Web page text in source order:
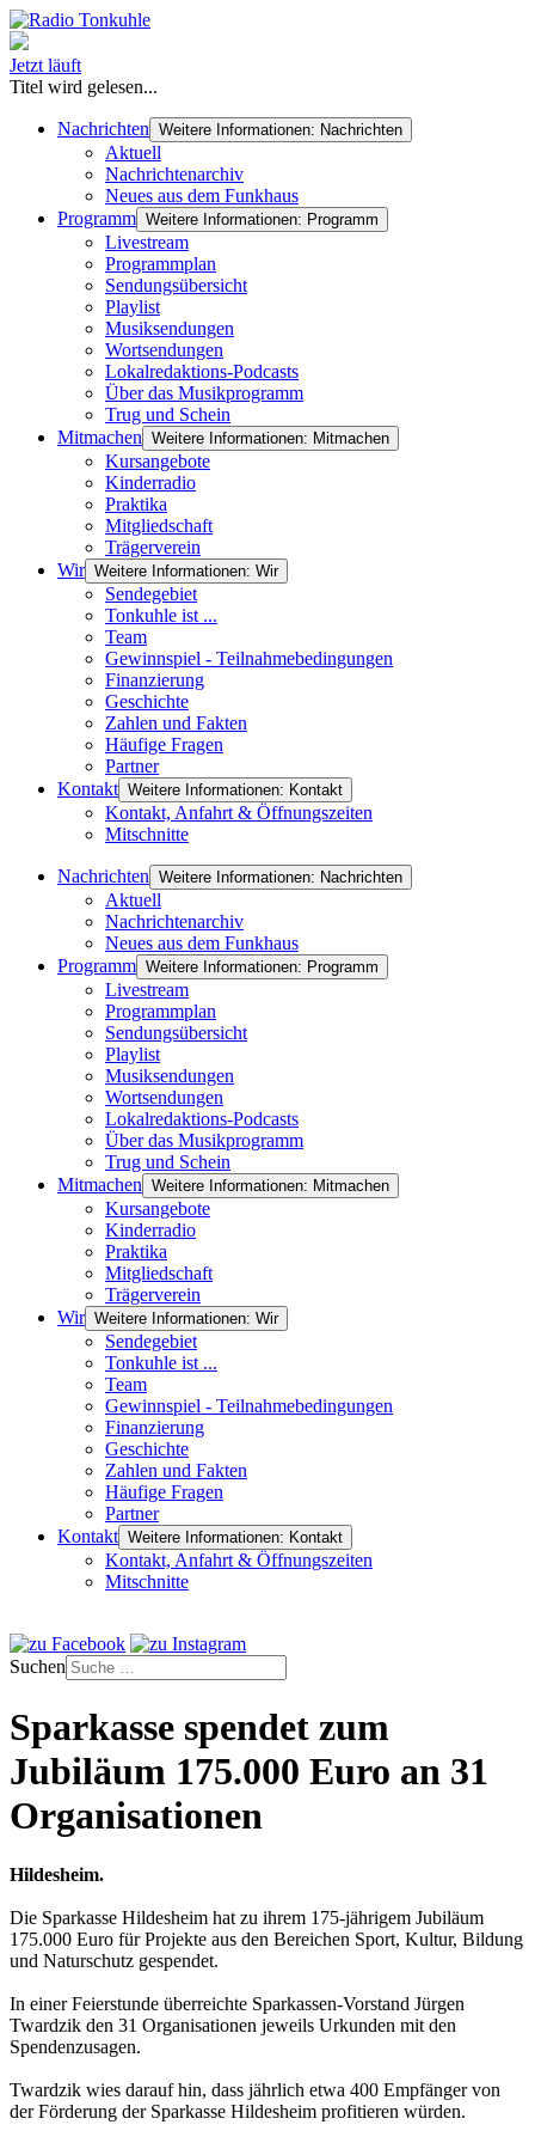
Jetzt läuft
Titel wird gelesen...
Nachrichten Weitere Informationen: Nachrichten
Aktuell
Nachrichtenarchiv
Neues aus dem Funkhaus
Programm Weitere Informationen: Programm
Livestream
Programmplan
Sendungsübersicht
Playlist
Musiksendungen
Wortsendungen
Lokalredaktions-Podcasts
Über das Musikprogramm
Trug und Schein
Mitmachen Weitere Informationen: Mitmachen
Kursangebote
Kinderradio
Praktika
Mitgliedschaft
Trägerverein
Wir Weitere Informationen: Wir
Sendegebiet
Tonkuhle ist ...
Team
Gewinnspiel - Teilnahmebedingungen
Finanzierung
Geschichte
Zahlen und Fakten
Häufige Fragen
Partner
Kontakt Weitere Informationen: Kontakt
Kontakt, Anfahrt & Öffnungszeiten
Mitschnitte
Nachrichten Weitere Informationen: Nachrichten
Aktuell
Nachrichtenarchiv
Neues aus dem Funkhaus
Programm Weitere Informationen: Programm
Livestream
Programmplan
Sendungsübersicht
Playlist
Musiksendungen
Wortsendungen
Lokalredaktions-Podcasts
Über das Musikprogramm
Trug und Schein
Mitmachen Weitere Informationen: Mitmachen
Kursangebote
Kinderradio
Praktika
Mitgliedschaft
Trägerverein
Wir Weitere Informationen: Wir
Sendegebiet
Tonkuhle ist ...
Team
Gewinnspiel - Teilnahmebedingungen
Finanzierung
Geschichte
Zahlen und Fakten
Häufige Fragen
Partner
Kontakt Weitere Informationen: Kontakt
Kontakt, Anfahrt & Öffnungszeiten
Mitschnitte
Suchen
Sparkasse spendet zum
Jubiläum 175.000 Euro an 31
Organisationen
Hildesheim.
Die Sparkasse Hildesheim hat zu ihrem 175-jährigem Jubiläum
175.000 Euro für Projekte aus den Bereichen Sport, Kultur, Bildung
und Naturschutz gespendet.
In einer Feierstunde überreichte Sparkassen-Vorstand Jürgen
Twardzik den 31 Organisationen jeweils Urkunden mit den
Spendenzusagen.
Twardzik wies darauf hin, dass jährlich etwa 400 Empfänger von
der Förderung der Sparkasse Hildesheim profitieren würden.